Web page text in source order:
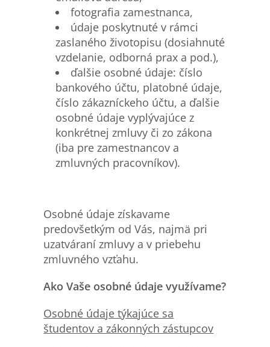
fotografia zamestnanca,
údaje poskytnuté v rámci
zaslaného životopisu (dosiahnuté
vzdelanie, odborná prax a pod.),
ďalšie osobné údaje: číslo
bankového účtu, platobné údaje,
číslo zákazníckeho účtu, a ďalšie
osobné údaje vyplývajúce z
konkrétnej zmluvy či zo zákona
(iba pre zamestnancov a
zmluvných pracovníkov).
Osobné údaje získavame
predovšetkým od Vás, najmä pri
uzatváraní zmluvy a v priebehu
zmluvného vzťahu.
Ako Vaše osobné údaje využívame?
Osobné údaje týkajúce sa
študentov a zákonných zástupcov